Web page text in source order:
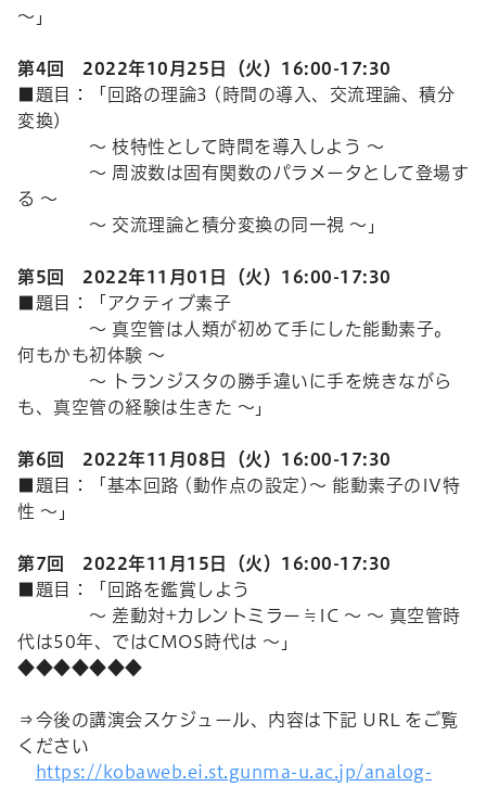
～」
第4回 2022年10 月25日（火） 16:00-17:30
■題目：「回路の理論3 ( 時間の導入、交流理論、積分
変換)
～ 枝特性として時間を導入しよう ～
～ 周波数は固有関数のパラメータとして登場す
る ～
～ 交流理論と積分変換の同一視 ～」
第5回 2022年11 月01日（火） 16:00-17:30
■題目：「アクティブ素子
～ 真空管は人類が初めて手にした能動素子。
何もかも初体験 ～
～ トランジスタの勝手違いに手を焼きながら
も、真空管の経験は生きた ～」
第6回 2022年11 月08日（火） 16:00-17:30
■題目：「基本回路 (動作点の設定 ) ～ 能動素子の IV特
性 ～」
第7回 2022年11 月15日（火） 16:00-17:30
■題目：「回路を鑑賞しよう
～ 差動対+カレントミラー≒ IC ～ ～ 真空管時
代は50年、ではCMOS時代は ～」
◆◆◆◆◆◆◆
⇒今後の講演会スケジュール、内容は下記 URL をご覧
ください
https://kobaweb.ei.st.gunma-u.ac.jp/analog-